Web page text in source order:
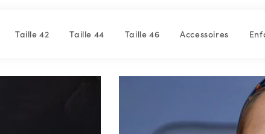
Taille 42 Taille 44 Taille 46 Accessoires